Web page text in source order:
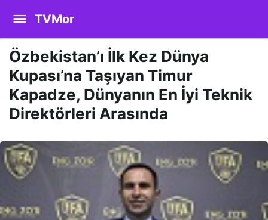
TVMor
Özbekistan’ı İlk Kez Dünya
Kupası’na Taşıyan Timur
Kapadze, Dünyanın En İyi Teknik
Direktörleri Arasında